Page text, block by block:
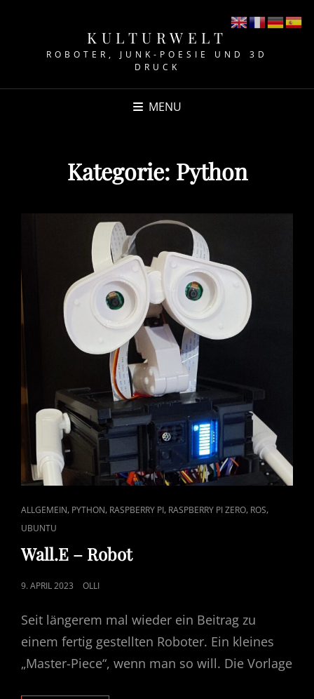
KULTURWELT
ROBOTER, JUNK-POESIE UND 3D
DRUCK
MENU
Kategorie: Python
CAT
LINKS
ALLGEMEIN, PYTHON, RASPBERRY PI, RASPBERRY PI ZERO, ROS,
UBUNTU
Wall.E – Robot
POSTED
9. APRIL 2023 OLLI
Seit längerem mal wieder ein Beitrag zu
einem fertig gestellten Roboter. Ein kleines
„Master-Piece“, wenn man so will. Die Vorlage